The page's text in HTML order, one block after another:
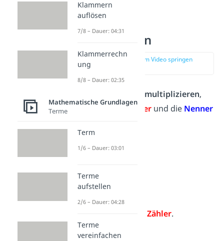
Bruchterme
multiplizieren
zur Stelle im Video springen
multiplizieren,
nimmst du dieZähler und die Nenner
Beispiel:
Zähler.
10⋅
Klammern
auflösen
7/8 – Dauer: 04:31
Klammerrechn
ung
8/8 – Dauer: 02:35
Mathematische Grundlagen
Terme
Term
1/6 – Dauer: 03:01
Terme
aufstellen
2/6 – Dauer: 04:28
Terme
vereinfachen